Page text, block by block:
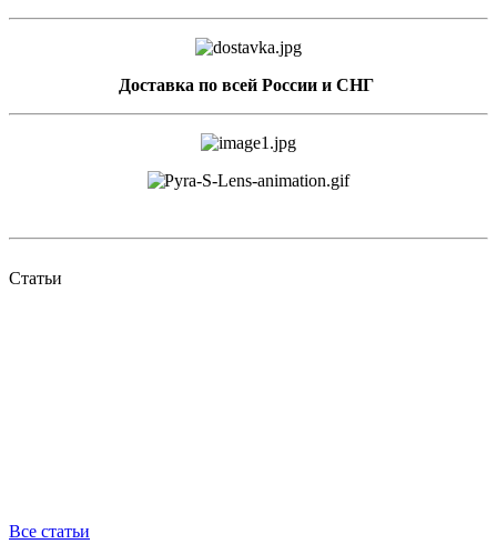
Доставка по всей России и СНГ
Статьи
Все статьи